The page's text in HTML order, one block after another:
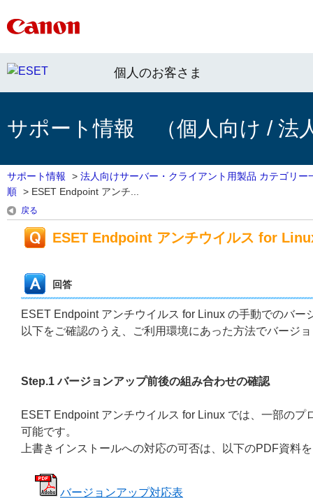
個人のお客さま
サポート情報 （個人向け / 法
サポート情報 > 法人向けサーバー・クライアント用製品 カテゴリー
順 > ESET Endpoint アンチ...
戻る
ESET Endpoint アンチウイルス for
回答
ESET Endpoint アンチウイルス for Linux の手動でのバ
以下をご確認のうえ、ご利用環境にあった方法でバージ
Step.1 バージョンアップ前後の組み合わせの確認
ESET Endpoint アンチウイルス for Linux では、一部の
可能です。
上書きインストールへの対応の可否は、以下のPDF資料
バージョンアップ対応表